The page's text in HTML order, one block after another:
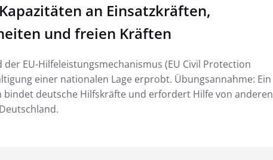
an Einsatzkräften,
und freien Kräften
EU-Hilfeleistungsmechanismus (EU Civil Protection
einer nationalen Lage erprobt. Übungsannahme: Ein
bindet deutsche Hilfskräfte und erfordert Hilfe von anderen